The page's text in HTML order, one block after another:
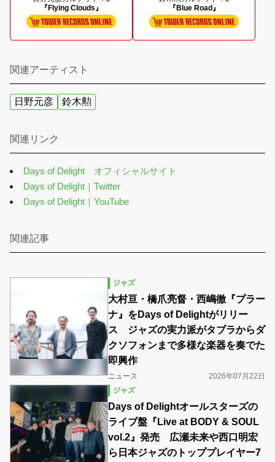
『Flying Clouds』
『Blue Road』
関連アーティスト
日野元彦 鈴木勲
関連リンク
Days of Delight オフィシャルサイト
Days of Delight｜Twitter
Days of Delight｜YouTube
関連記事
ジャズ
大村亘・橋爪亮督・西嶋徹『プラー
ナ』をDays of Delightがリリー
ス ジャズの実力派がタブラからダ
クソフォンまで多様な楽器を奏でた
即興作
ニュース
2026年07月22日
ジャズ
Days of Delightオールスターズの
ライブ盤『Live at BODY & SOUL
vol.2』発売 広瀬未来や西口明宏
ら日本ジャズのトッププレイヤー7